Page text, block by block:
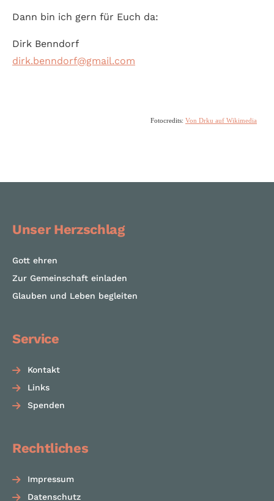
Dann bin ich gern für Euch da:
Dirk Benndorf
dirk.benndorf@gmail.com
Fotocredits: Von Drku auf Wikimedia
Unser Herzschlag
Gott ehren
Zur Gemeinschaft einladen
Glauben und Leben begleiten
Service
Kontakt
Links
Spenden
Rechtliches
Impressum
Datenschutz